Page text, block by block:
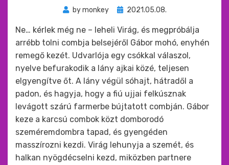
bymonkey
Beküldve
:
2021.05.08.
Ne… kérlek még ne – leheli Virág, és megpróbálja
arrébb tolni combja belsejéről Gábor mohó, enyhén
remegő kezét. Udvarlója egy csókkal válaszol,
nyelve befurakodik a lány ajkai közé, teljesen
elgyengítve őt. A lány végül sóhajt, hátradől a
padon, és hagyja, hogy a fiú ujjai felkúsznak
levágott szárú farmerbe bújtatott combján. Gábor
keze a karcsú combok közt domborodó
szeméremdombra tapad, és gyengéden
masszírozni kezdi. Virág lehunyja a szemét, és
halkan nyögdécselni kezd, miközben partnere